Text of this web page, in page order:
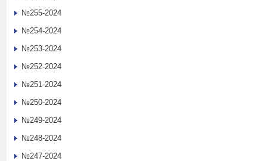
№255-2024
№254-2024
№253-2024
№252-2024
№251-2024
№250-2024
№249-2024
№248-2024
№247-2024